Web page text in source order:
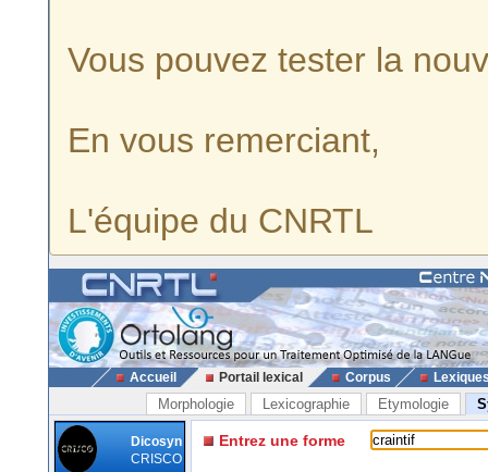
Vous pouvez tester la
En vous remerciant,
L'équipe du CNRTL
Accueil Portail lexical Corpus
Morphologie Lexicographie Etymologie
Dicosyn
CRISCO
Entrez une forme